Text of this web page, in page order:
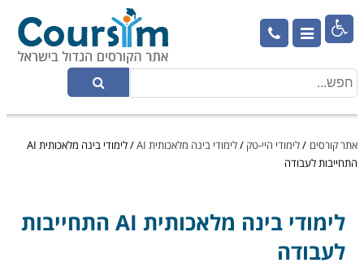

אתר קורסים /לימודי היי-טק /לימודי בינה מלאכותית AI /
לימודי בינה מלאכותית AI
התחייבות לעבודה
לימודי בינה מלאכותית AI
התחייבות
לעבודה